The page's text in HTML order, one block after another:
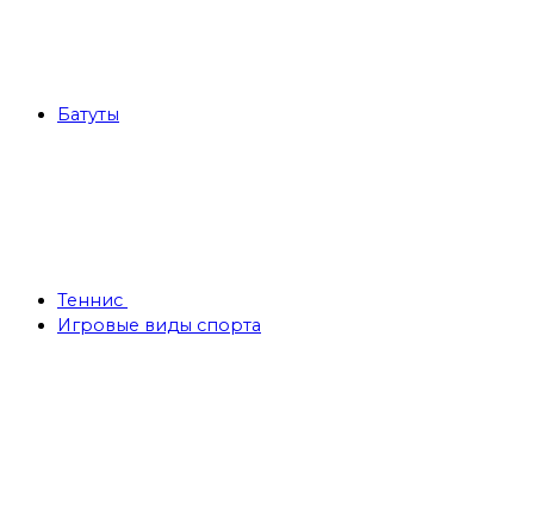
Батуты
Теннис
Игровые виды спорта